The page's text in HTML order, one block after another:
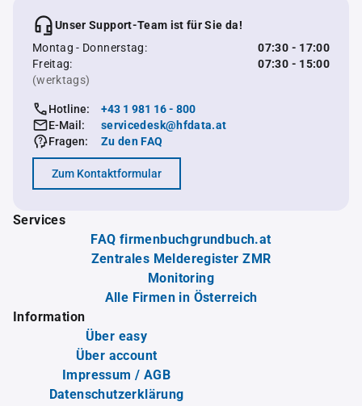
Unser Support-Team ist für Sie da!
Montag - Donnerstag:
07:30 - 17:00
Freitag:
07:30 - 15:00
(werktags)
Hotline:
+43 1 981 16 - 800
E-Mail:
servicedesk@hfdata.at
Fragen:
Zu den FAQ
Zum Kontaktformular
Services
FAQ firmenbuchgrundbuch.at
Zentrales Melderegister ZMR
Monitoring
Alle Firmen in Österreich
Information
Über easy
Über account
Impressum / AGB
Datenschutzerklärung